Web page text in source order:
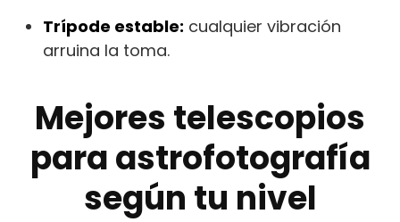
Trípode estable: cualquier vibración
arruina la toma.
Mejores telescopios
para astrofotografía
según tu nivel